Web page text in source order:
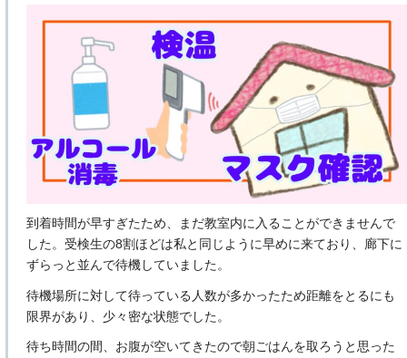
到着時間が早すぎたため、まだ教室内に入ることができませんで
した。受検生の8割ほどは私と同じように早めに来ており、廊下に
ずらっと並んで待機していました。
待機場所に対して待っている人数が多かったため距離をとるにも
限界があり、少々密な状態でした。
待ち時間の間、お腹が空いてきたので朝ごはんを取ろうと思った